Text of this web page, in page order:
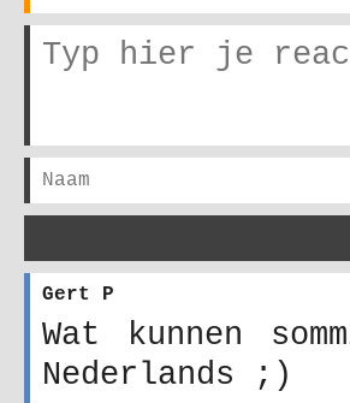
Gert P
Wat kunnen
Nederlands ;)